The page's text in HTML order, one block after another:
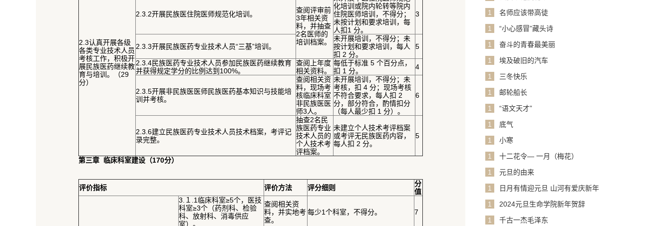
2.3认真开展各级
各类专业技术人员
考核工作，积极开
展民族医药继续教
育与培训。（29
分）
2.3.2开展民族医住院医师规范化培训。
查阅评审前
3年相关资
料，并抽查
2名医师的
培训档案。
化培训或院内轮转等院内
住院医师培训，不得分；
未按计划和要求培训，每
人扣1 分。
3
2.3.3开展民族医药专业技术人员“三基”培训。
未开展培训，不得分；未
按计划和要求培训，每人
扣 2 分。
5
2.3.4民族医药专业技术人员参加民族医药继续教育
并获得规定学分的比例达到100%。
查阅上年度
相关资料。
每低于标准 5 个百分点，
扣 1 分。
4
2.3.5开展非民族医医师民族医药基本知识与技能培
训并考核。
查阅相关资
料，现场考
核临床科室
非民族医医
师3人。
未开展培训，不得分；未
考核，扣 4 分；现场考核
不符合要求，每人扣 2
分，部分符合，酌情扣分
（每人最少扣 1 分）。
6
2.3.6建立民族医药专业技术人员技术档案，考评记
录完整。
抽查2名民
族医药专业
技术人员的
个人技术考
评档案。
未建立个人技术考评档案
或考评无民族医药内容，
每人扣 2 分。
5
第三章 临床科室建设（170分）
评价指标 评价方法 评分细则
分
值
3.１.1临床科室≥5个，医技
科室≥3个（药剂科、检验
科、放射科、消毒供应
室）。
查阅相关资
料，并实地考
查。
每少1个科室，不得分。 7
1
名师应该带高徒
1
“小心感冒”藏头诗
1
奋斗的青春最美丽
1
埃及破旧的汽车
1
三冬快乐
1
邮轮船长
1
“语文天才”
1
底气
1
小寒
1
十二花令— 一月（梅花）
1
元旦的由来
1
日月有情迎元旦 山河有爱庆新年
1
2024元旦生命学院新年贺辞
1
千古一杰毛泽东